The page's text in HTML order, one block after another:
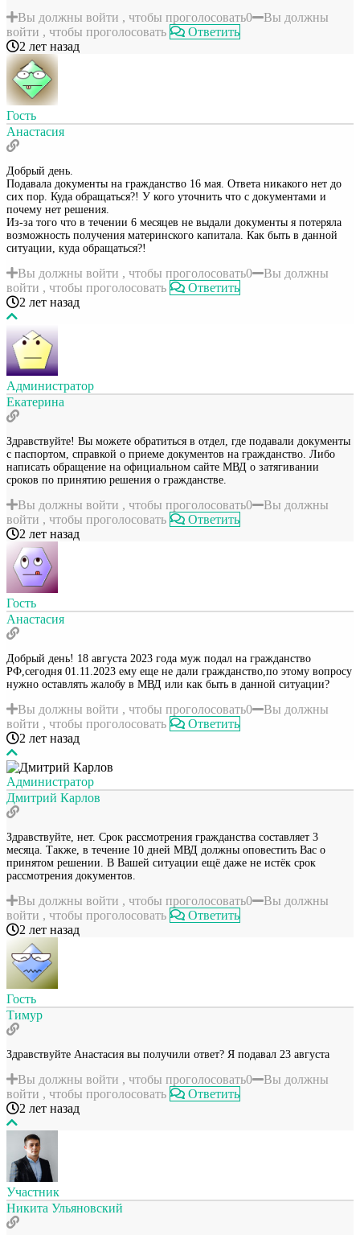
Вы должны войти , чтобы проголосовать0
Вы должны
войти , чтобы проголосовать
Ответить
2 лет назад
Гость
Анастасия
Добрый день.
Подавала документы на гражданство 16 мая. Ответа никакого нет до
сих пор. Куда обращаться?! У кого уточнить что с документами и
почему нет решения.
Из-за того что в течении 6 месяцев не выдали документы я потеряла
возможность получения материнского капитала. Как быть в данной
ситуации, куда обращаться?!
Вы должны войти , чтобы проголосовать0
Вы должны
войти , чтобы проголосовать
Ответить
2 лет назад
Администратор
Екатерина
Здравствуйте! Вы можете обратиться в отдел, где подавали документы
с паспортом, справкой о приеме документов на гражданство. Либо
написать обращение на официальном сайте МВД о затягивании
сроков по принятию решения о гражданстве.
Вы должны войти , чтобы проголосовать0
Вы должны
войти , чтобы проголосовать
Ответить
2 лет назад
Гость
Анастасия
Добрый день! 18 августа 2023 года муж подал на гражданство
РФ,сегодня 01.11.2023 ему еще не дали гражданство,по этому вопросу
нужно оставлять жалобу в МВД или как быть в данной ситуации?
Вы должны войти , чтобы проголосовать0
Вы должны
войти , чтобы проголосовать
Ответить
2 лет назад
Администратор
Дмитрий Карлов
Здравствуйте, нет. Срок рассмотрения гражданства составляет 3
месяца. Также, в течение 10 дней МВД должны оповестить Вас о
принятом решении. В Вашей ситуации ещё даже не истёк срок
рассмотрения документов.
Вы должны войти , чтобы проголосовать0
Вы должны
войти , чтобы проголосовать
Ответить
2 лет назад
Гость
Тимур
Здравствуйте Анастасия вы получили ответ? Я подавал 23 августа
Вы должны войти , чтобы проголосовать0
Вы должны
войти , чтобы проголосовать
Ответить
2 лет назад
Участник
Никита Ульяновский